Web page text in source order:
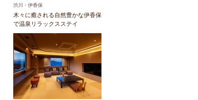
渋川・伊香保
木々に癒される自然豊かな伊香保
で温泉リラックスステイ